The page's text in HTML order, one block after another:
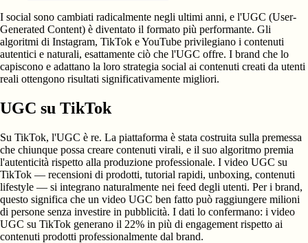
I social sono cambiati radicalmente negli ultimi anni, e l'UGC (User-
Generated Content) è diventato il formato più performante. Gli
algoritmi di Instagram, TikTok e YouTube privilegiano i contenuti
autentici e naturali, esattamente ciò che l'UGC offre. I brand che lo
capiscono e adattano la loro strategia social ai contenuti creati da utenti
reali ottengono risultati significativamente migliori.
UGC su TikTok
Su TikTok, l'UGC è re. La piattaforma è stata costruita sulla premessa
che chiunque possa creare contenuti virali, e il suo algoritmo premia
l'autenticità rispetto alla produzione professionale. I video UGC su
TikTok — recensioni di prodotti, tutorial rapidi, unboxing, contenuti
lifestyle — si integrano naturalmente nei feed degli utenti. Per i brand,
questo significa che un video UGC ben fatto può raggiungere milioni
di persone senza investire in pubblicità. I dati lo confermano: i video
UGC su TikTok generano il 22% in più di engagement rispetto ai
contenuti prodotti professionalmente dal brand.